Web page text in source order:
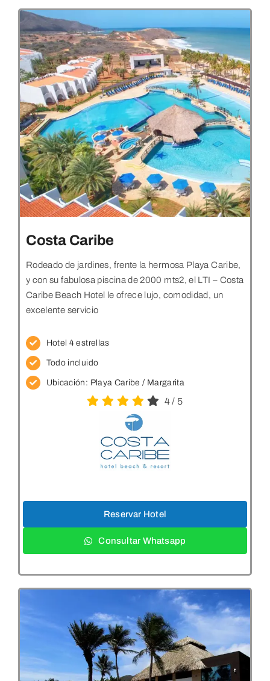
Costa Caribe
Rodeado de jardines, frente la hermosa Playa Caribe,
y con su fabulosa piscina de 2000 mts2, el LTI – Costa
Caribe Beach Hotel le ofrece lujo, comodidad, un
excelente servicio
Hotel 4 estrellas
Todo incluido
Ubicación: Playa Caribe / Margarita
4/ 5
Reservar Hotel
Consultar Whatsapp